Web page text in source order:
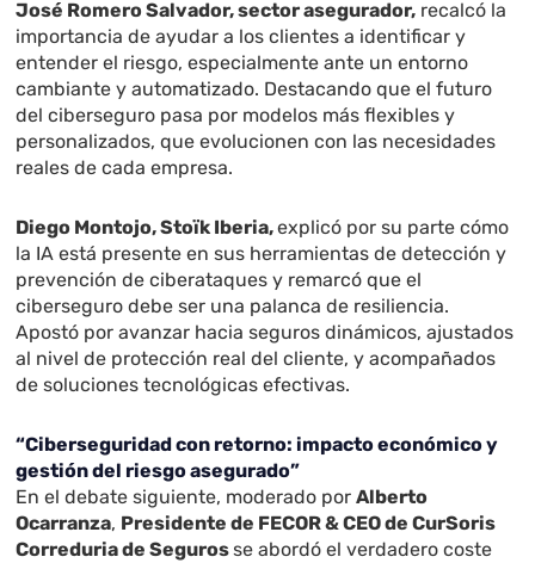
José Romero Salvador, sector asegurador, recalcó la
importancia de ayudar a los clientes a identificar y
entender el riesgo, especialmente ante un entorno
cambiante y automatizado. Destacando que el futuro
del ciberseguro pasa por modelos más flexibles y
personalizados, que evolucionen con las necesidades
reales de cada empresa.
Diego Montojo, Stoïk Iberia,explicó por su parte cómo
la IA está presente en sus herramientas de detección y
prevención de ciberataques y remarcó que el
ciberseguro debe ser una palanca de resiliencia.
Apostó por avanzar hacia seguros dinámicos, ajustados
al nivel de protección real del cliente, y acompañados
de soluciones tecnológicas efectivas.
“Ciberseguridad con retorno: impacto económico y
gestión del riesgo asegurado”
En el debate siguiente, moderado porAlberto
Ocarranza, Presidente de FECOR & CEO de CurSoris
Correduria de Segurosse abordó el verdadero coste